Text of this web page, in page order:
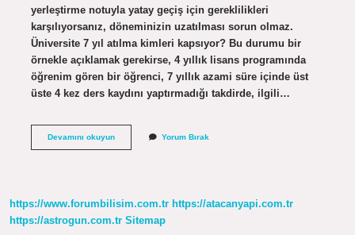
yerleştirme notuyla yatay geçiş için gereklilikleri
karşılıyorsanız, döneminizin uzatılması sorun olmaz.
Üniversite 7 yıl atılma kimleri kapsıyor? Bu durumu bir
örnekle açıklamak gerekirse, 4 yıllık lisans programında
öğrenim gören bir öğrenci, 7 yıllık azami süre içinde üst
üste 4 kez ders kaydını yaptırmadığı takdirde, ilgili…
Devamını okuyunAzami
Yapabilir
Yorum Bırak
https://www.forumbilisim.com.tr https://atacanyapi.com.tr
https://astrogun.com.tr Sitemap